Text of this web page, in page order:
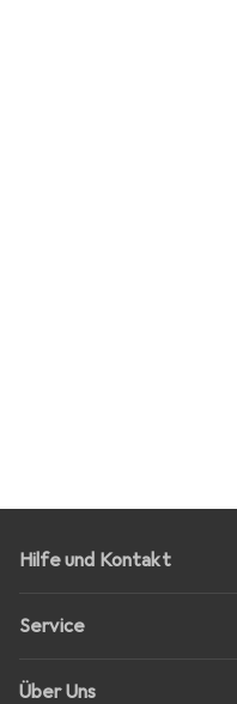
Hilfe und Kontakt
Service
Über Uns